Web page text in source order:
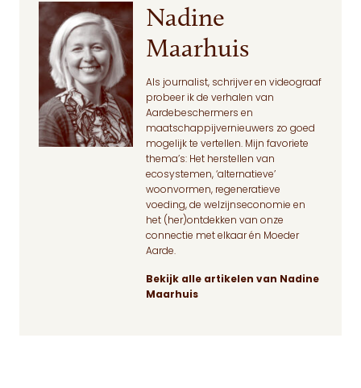
Nadine
Maarhuis
Als journalist, schrijver en videograaf
probeer ik de verhalen van
Aardebeschermers en
maatschappijvernieuwers zo goed
mogelijk te vertellen. Mijn favoriete
thema’s: Het herstellen van
ecosystemen, ‘alternatieve’
woonvormen, regeneratieve
voeding, de welzijnseconomie en
het (her)ontdekken van onze
connectie met elkaar én Moeder
Aarde.
Bekijk alle artikelen van Nadine
Maarhuis